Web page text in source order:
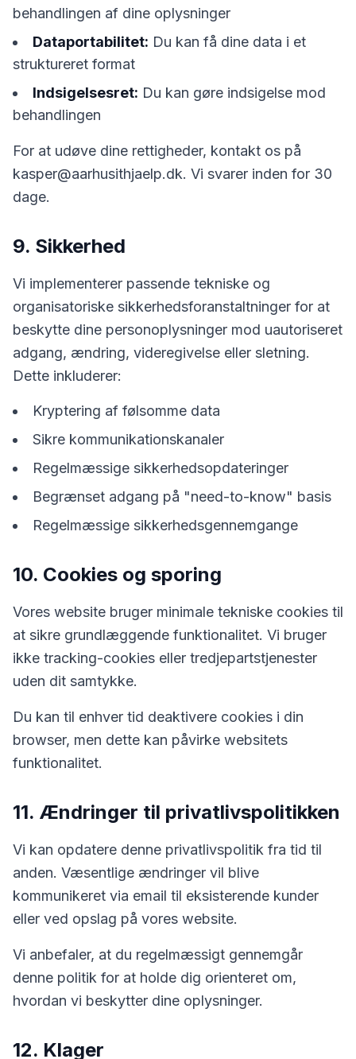
behandlingen af dine oplysninger
Dataportabilitet: Du kan få dine data i et
struktureret format
Indsigelsesret: Du kan gøre indsigelse mod
behandlingen
For at udøve dine rettigheder, kontakt os på
kasper@aarhusithjaelp.dk. Vi svarer inden for 30
dage.
9. Sikkerhed
Vi implementerer passende tekniske og
organisatoriske sikkerhedsforanstaltninger for at
beskytte dine personoplysninger mod uautoriseret
adgang, ændring, videregivelse eller sletning.
Dette inkluderer:
Kryptering af følsomme data
Sikre kommunikationskanaler
Regelmæssige sikkerhedsopdateringer
Begrænset adgang på "need-to-know" basis
Regelmæssige sikkerhedsgennemgange
10. Cookies og sporing
Vores website bruger minimale tekniske cookies til
at sikre grundlæggende funktionalitet. Vi bruger
ikke tracking-cookies eller tredjepartstjenester
uden dit samtykke.
Du kan til enhver tid deaktivere cookies i din
browser, men dette kan påvirke websitets
funktionalitet.
11. Ændringer til privatlivspolitikken
Vi kan opdatere denne privatlivspolitik fra tid til
anden. Væsentlige ændringer vil blive
kommunikeret via email til eksisterende kunder
eller ved opslag på vores website.
Vi anbefaler, at du regelmæssigt gennemgår
denne politik for at holde dig orienteret om,
hvordan vi beskytter dine oplysninger.
12. Klager